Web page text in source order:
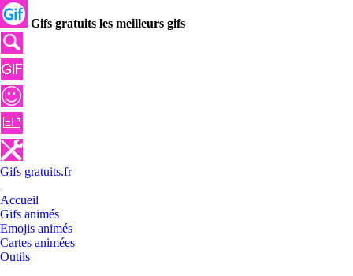
Gifs gratuits les meilleurs gifs
Gifs gratuits.fr
Accueil
Gifs animés
Emojis animés
Cartes animées
Outils